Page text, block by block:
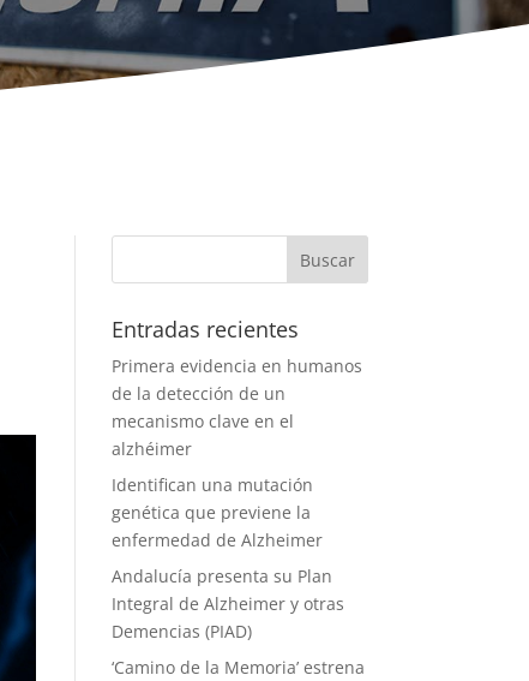
Entradas recientes
Primera evidencia en humanos
de la detección de un
mecanismo clave en el
alzhéimer
Identifican una mutación
genética que previene la
enfermedad de Alzheimer
Andalucía presenta su Plan
Integral de Alzheimer y otras
Demencias (PIAD)
‘Camino de la Memoria’ estrena